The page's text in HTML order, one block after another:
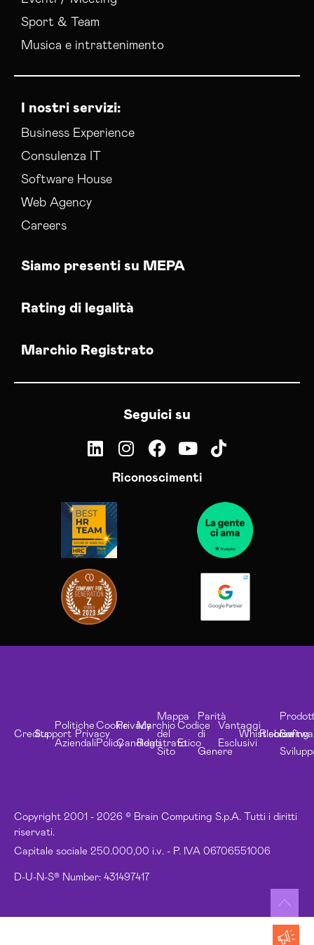
Sport & Team
Musica e intrattenimento
I nostri servizi:
Business Experience
Consulenza IT
Software House
Web Agency
Careers
Siamo presenti su MEPA
Rating di legalità
Marchio Registrato
Seguici su
Riconoscimenti
Copyright 2001 - 2026 © Brain Computing S.p.A. Tutti i diritti
riservati.
Capitale sociale 250.000,00 i.v. - P. IVA 06706551006
D-U-N-S® Number: 431497417
CreditsSupport
Politiche
Aziendali
Privacy
Cookie
Policy
Privacy
Candidati
Marchio
Registrato
Mappa
del
Sito
Codice
Etico
Parità
di
Genere
Vantaggi
Esclusivi
Whistleblowing
Risorse